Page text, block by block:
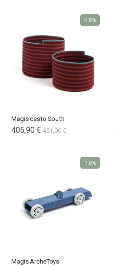
Magis cesto South
405,90 € 451,00 €
-10%
Magis ArcheToys
-10%